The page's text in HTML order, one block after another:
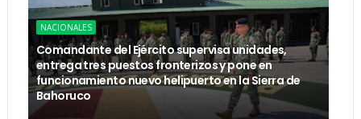
NACIONALES
Comandante del Ejército supervisa unidades,
entrega tres puestos fronterizos y pone en
funcionamiento nuevo helipuerto en la Sierra de
Bahoruco